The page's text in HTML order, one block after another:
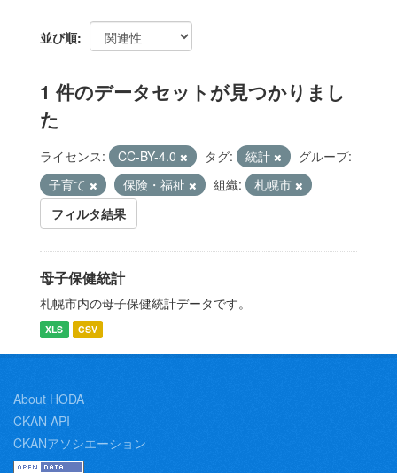
並び順
1 件のデータセットが見つかりまし
た
ライセンス: CC-BY-4.0 タグ: 統計
グループ:
子育て
保険・福祉 組織:
札幌市
フィルタ結果
母子保健統計
札幌市内の母子保健統計データです。
XLS CSV
About HODA
CKAN API
CKANアソシエーション